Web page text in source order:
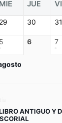
MIE JUE
29 30 31
5 6 7
ANTIGUO Y